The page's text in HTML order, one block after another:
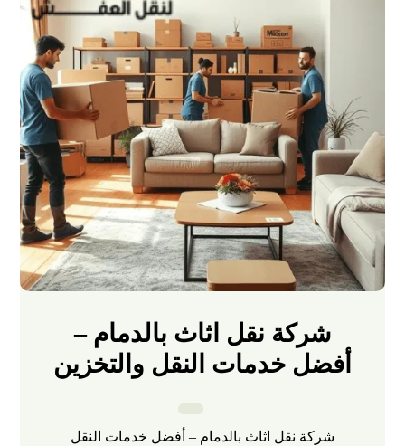
شركة نقل اثاث بالدمام –
أفضل خدمات النقل والتخزين
شركة نقل اثاث بالدمام – أفضل خدمات النقل